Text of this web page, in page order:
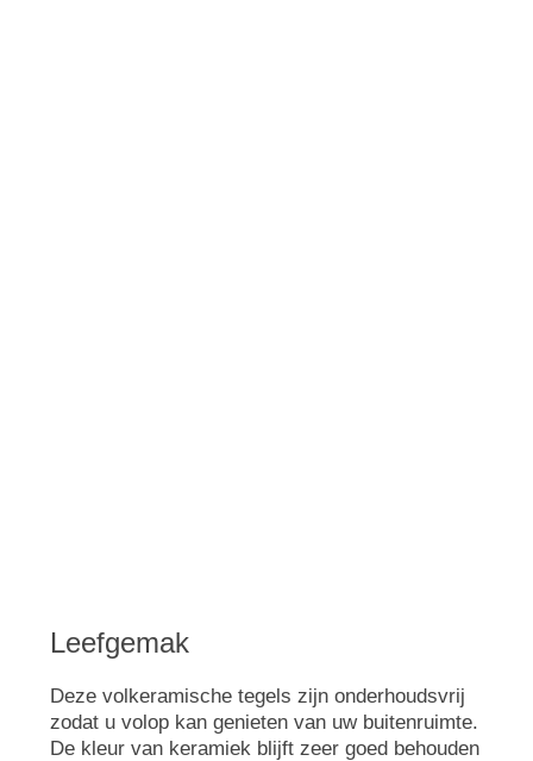
Leefgemak
Deze volkeramische tegels zijn onderhoudsvrij
zodat u volop kan genieten van uw buitenruimte.
De kleur van keramiek blijft zeer goed behouden